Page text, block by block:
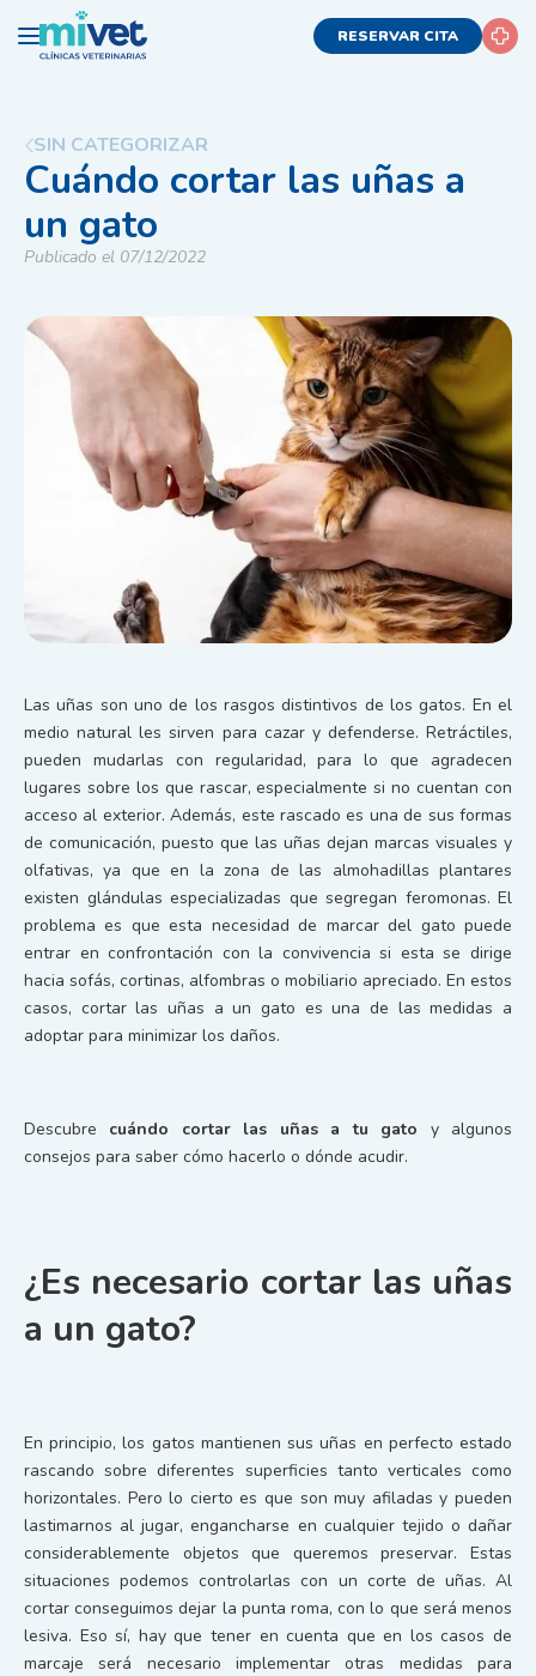
RESERVAR CITA
SIN CATEGORIZAR
Cuándo cortar las uñas a
un gato
Publicado el 07/12/2022
Las uñas son uno de los rasgos distintivos de los gatos. En el
medio natural les sirven para cazar y defenderse. Retráctiles,
pueden mudarlas con regularidad, para lo que agradecen
lugares sobre los que rascar, especialmente si no cuentan con
acceso al exterior. Además, este rascado es una de sus formas
de comunicación, puesto que las uñas dejan marcas visuales y
olfativas, ya que en la zona de las almohadillas plantares
existen glándulas especializadas que segregan feromonas. El
problema es que esta necesidad de marcar del gato puede
entrar en confrontación con la convivencia si esta se dirige
hacia sofás, cortinas, alfombras o mobiliario apreciado. En estos
casos, cortar las uñas a un gato es una de las medidas a
adoptar para minimizar los daños.
Descubre cuándo cortar las uñas a tu gato y algunos
consejos para saber cómo hacerlo o dónde acudir.
¿Es necesario cortar las uñas
a un gato?
En principio, los gatos mantienen sus uñas en perfecto estado
rascando sobre diferentes superficies tanto verticales como
horizontales. Pero lo cierto es que son muy afiladas y pueden
lastimarnos al jugar, engancharse en cualquier tejido o dañar
considerablemente objetos que queremos preservar. Estas
situaciones podemos controlarlas con un corte de uñas. Al
cortar conseguimos dejar la punta roma, con lo que será menos
lesiva. Eso sí, hay que tener en cuenta que en los casos de
marcaje será necesario implementar otras medidas para